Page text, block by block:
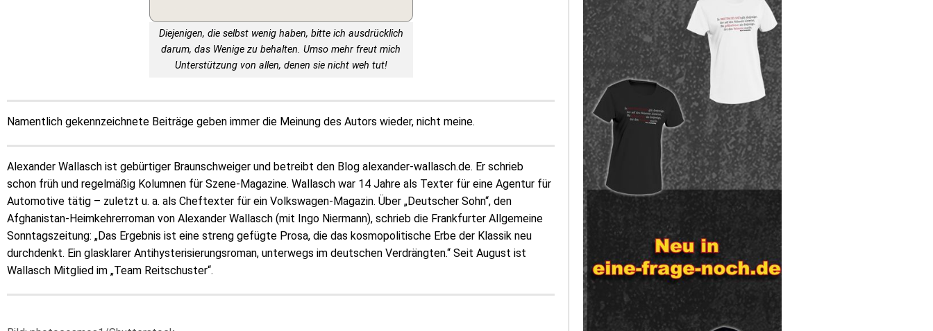
Diejenigen, die selbst wenig haben, bitte ich ausdrücklich
darum, das Wenige zu behalten. Umso mehr freut mich
Unterstützung von allen, denen sie nicht weh tut!
Namentlich gekennzeichnete Beiträge geben immer die Meinung des Autors wieder, nicht meine.
Alexander Wallasch ist gebürtiger Braunschweiger und betreibt den Blog alexander-wallasch.de. Er schrieb
schon früh und regelmäßig Kolumnen für Szene-Magazine. Wallasch war 14 Jahre als Texter für eine Agentur für
Automotive tätig – zuletzt u. a. als Cheftexter für ein Volkswagen-Magazin. Über „Deutscher Sohn“, den
Afghanistan-Heimkehrerroman von Alexander Wallasch (mit Ingo Niermann), schrieb die Frankfurter Allgemeine
Sonntagszeitung: „Das Ergebnis ist eine streng gefügte Prosa, die das kosmopolitische Erbe der Klassik neu
durchdenkt. Ein glasklarer Antihysterisierungsroman, unterwegs im deutschen Verdrängten.“ Seit August ist
Wallasch Mitglied im „Team Reitschuster“.